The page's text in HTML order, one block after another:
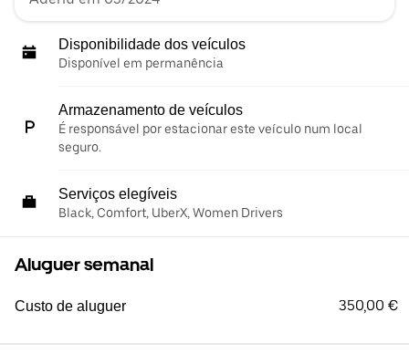
Disponibilidade dos veículos
Disponível em permanência
Armazenamento de veículos
É responsável por estacionar este veículo num local
seguro.
Serviços elegíveis
Black, Comfort, UberX, Women Drivers
Aluguer semanal
Custo de aluguer 350,00 €